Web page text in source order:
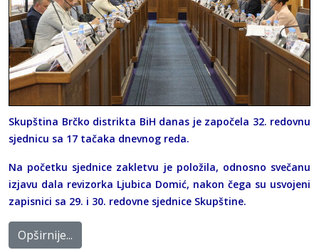
Skupština Brčko distrikta BiH danas je započela 32. redovnu
sjednicu sa 17 tačaka dnevnog reda.
Na početku sjednice zakletvu je položila, odnosno svečanu
izjavu dala revizorka Ljubica Domić, nakon čega su usvojeni
zapisnici sa 29. i 30. redovne sjednice Skupštine.
Opširnije...